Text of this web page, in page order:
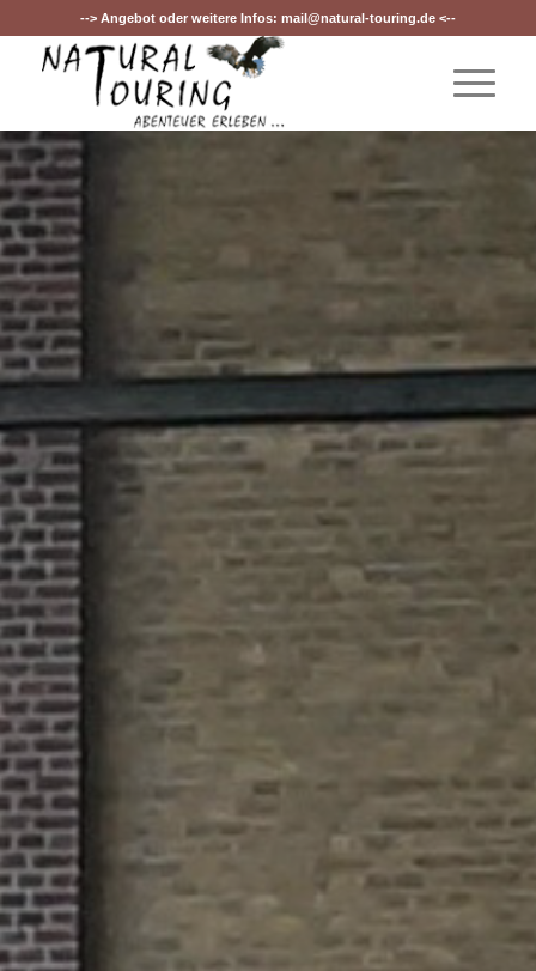
--> Angebot oder weitere Infos: mail@natural-touring.de<--